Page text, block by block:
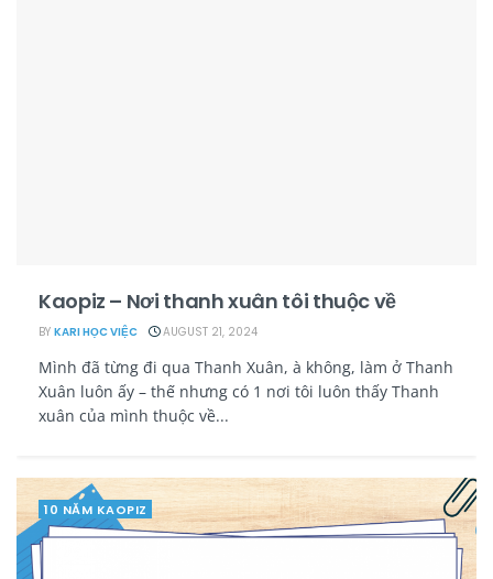
Kaopiz – Nơi thanh xuân tôi thuộc về
BY KARI HỌC VIỆC AUGUST 21, 2024
Mình đã từng đi qua Thanh Xuân, à không, làm ở Thanh
Xuân luôn ấy – thế nhưng có 1 nơi tôi luôn thấy Thanh
xuân của mình thuộc về...
10 NĂM KAOPIZ